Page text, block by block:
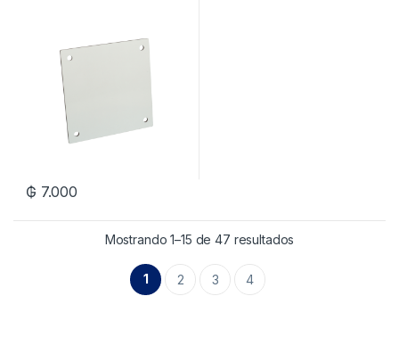
₲ 7.000
Mostrando 1–15 de 47 resultados
1 2 3 4